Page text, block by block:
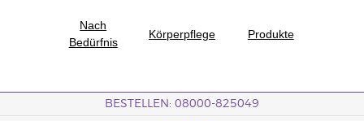
Nach
Bedürfnis
Körperpflege Produkte
BESTELLEN: 08000-825049